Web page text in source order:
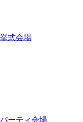
挙式会場
パーティ会場